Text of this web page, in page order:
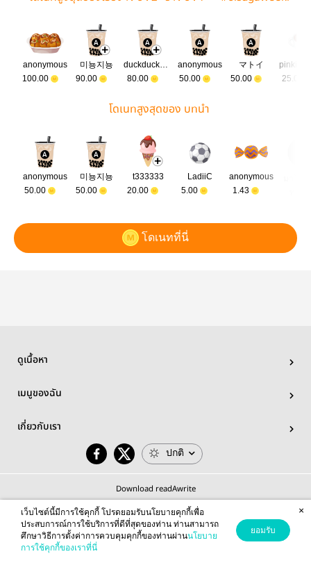
anonymous
100.00
미뇽지뇽
90.00
duckduck404
80.00
anonymous
50.00
マトイ
50.00
25.00
โดเนทสูงสุดของ บทนำ
anonymous
50.00
미뇽지뇽
50.00
t333333
20.00
LadiiC
5.00
anonymous
1.43
โดเนทที่นี่
ดูเนื้อหา
เมนูของฉัน
เกี่ยวกับเรา
ปกติ
Download readAwrite
© 2026 readAwrite.com by MEB Corporation Public Company Limited
This site is protected by reCAPTCHA and the Google
เว็บไซต์นี้มีการใช้คุกกี้ โปรดยอมรับนโยบายคุกกี้เพื่อ
ประสบการณ์การใช้บริการที่ดีที่สุดของท่าน ท่านสามารถ
ศึกษาวิธีการตั้งค่าการควบคุมคุกกี้ของท่านผ่านนโยบาย
การใช้คุกกี้ของเราที่นี่
ยอมรับ
×